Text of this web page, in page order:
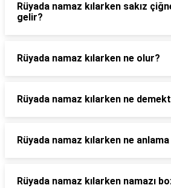
Rüyada namaz kılarken sakız
gelir?
Rüyada namaz kılarken ne olur?
Rüyada namaz kılarken ne
Rüyada namaz kılarken ne
Rüyada namaz kılarken namazı